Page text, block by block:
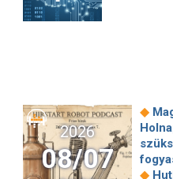
2026
08/07
◆
◆